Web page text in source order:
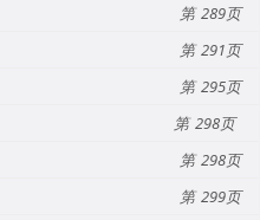
289
291
295
298
298
299